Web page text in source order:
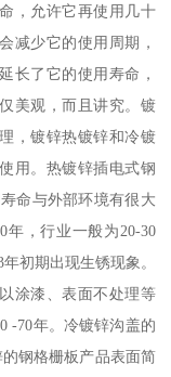
，允许它再使用几十
减少它的使用周期，
长了它的使用寿命，
美观，而且讲究。镀
，镀锌热镀锌和冷镀
用。热镀锌插电式钢
命与外部环境有很大
年，行业一般为20-30
初期出现生锈现象。
涂漆、表面不处理等
-70年。冷镀锌沟盖的
钢格栅板产品表面简